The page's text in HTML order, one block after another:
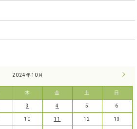
2024年10月
木 金 土 日
11
3 4 5 6
10 11 12 13